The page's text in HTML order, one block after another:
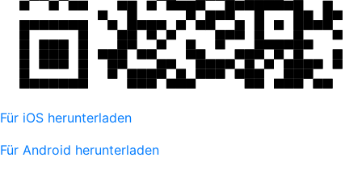
Für iOS herunterladen
Für Android herunterladen